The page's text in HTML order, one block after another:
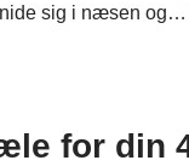
sig i næsen og…
for din